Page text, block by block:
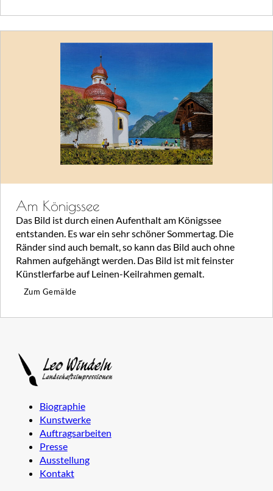
Am Königssee
Das Bild ist durch einen Aufenthalt am Königssee
entstanden. Es war ein sehr schöner Sommertag. Die
Ränder sind auch bemalt, so kann das Bild auch ohne
Rahmen aufgehängt werden. Das Bild ist mit feinster
Künstlerfarbe auf Leinen-Keilrahmen gemalt.
Zum Gemälde
Biographie
Kunstwerke
Auftragsarbeiten
Presse
Ausstellung
Kontakt